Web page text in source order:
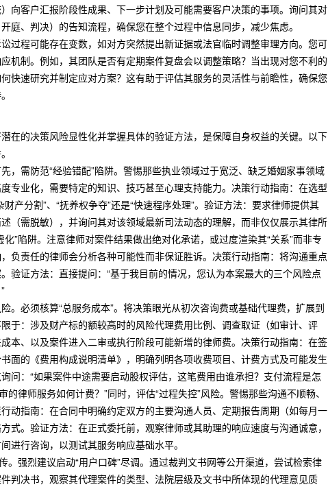
向客户汇报阶段性成果、下一步计划及可能需要客户决策的事项。询问其对
庭、判决）的告知流程，确保您在整个过程中信息同步，减少焦虑。
过程可能存在变数，如对方突然提出新证据或法官临时调整审理方向。您可
机制。例如，其团队是否有定期案件复盘会以调整策略？当出现对您不利的
快速研究并制定应对方案？这有助于评估其服务的灵活性与前瞻性，确保您
在的决策风险显性化并掌握具体的验证方法，是保障自身权益的关键。以下
，需防范“经验错配”陷阱。警惕那些执业领域过于宽泛、缺乏婚姻家事领域
专业化，需要特定的知识、技巧甚至心理支持能力。决策行动指南：在选型
产分割”、“抚养权争夺”还是“快速程序处理”。验证方法：要求律师提供其
（需脱敏），并询问其对该领域最新司法动态的理解，而非仅仅展示其律所
”陷阱。注意律师对案件结果做出绝对化承诺，或过度渲染其“关系”而非专
负责任的律师会分析各种可能性而非保证胜诉。决策行动指南：将沟通重点
验证方法：直接提问：“基于我目前的情况，您认为本案最大的三个风险点
。必须核算“总服务成本”。将决策眼光从初次咨询费或基础代理费，扩展到
于：涉及财产标的额较高时的风险代理费用比例、调查取证（如审计、评
本、以及案件进入二审或执行阶段可能新增的律师费。决策行动指南：在签
面的《费用构成说明清单》，明确列明各项收费项目、计费方式及可能发生
问：“如果案件中途需要启动股权评估，这笔费用由谁承担？支付流程是怎
的律师服务如何计费？”同时，评估“过程失控”风险。警惕那些沟通不顺畅、
动指南：在合同中明确约定双方的主要沟通人员、定期报告周期（如每月一
式。验证方法：在正式委托前，观察律师或其助理的响应速度与沟通诚意，
进行咨询，以测试其服务响应基础水平。
。强烈建议启动“用户口碑”尽调。通过裁判文书网等公开渠道，尝试检索律
判决书，观察其代理案件的类型、法院层级及文书中所体现的代理意见质